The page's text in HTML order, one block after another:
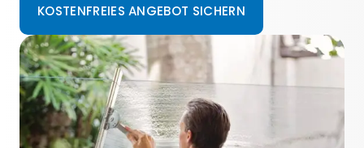
KOSTENFREIES ANGEBOT SICHERN